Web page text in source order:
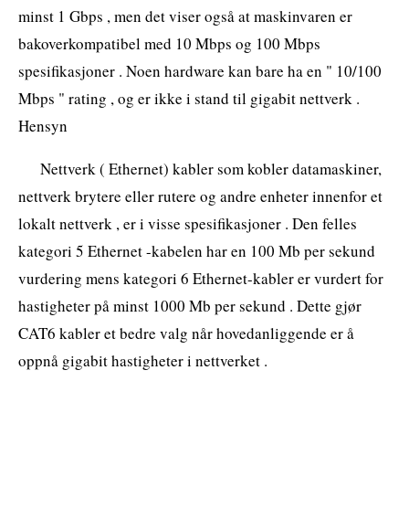
minst 1 Gbps , men det viser også at maskinvaren er
bakoverkompatibel med 10 Mbps og 100 Mbps
spesifikasjoner . Noen hardware kan bare ha en " 10/100
Mbps " rating , og er ikke i stand til gigabit nettverk .
Hensyn
Nettverk ( Ethernet) kabler som kobler datamaskiner,
nettverk brytere eller rutere og andre enheter innenfor et
lokalt nettverk , er i visse spesifikasjoner . Den felles
kategori 5 Ethernet -kabelen har en 100 Mb per sekund
vurdering mens kategori 6 Ethernet-kabler er vurdert for
hastigheter på minst 1000 Mb per sekund . Dette gjør
CAT6 kabler et bedre valg når hovedanliggende er å
oppnå gigabit hastigheter i nettverket .